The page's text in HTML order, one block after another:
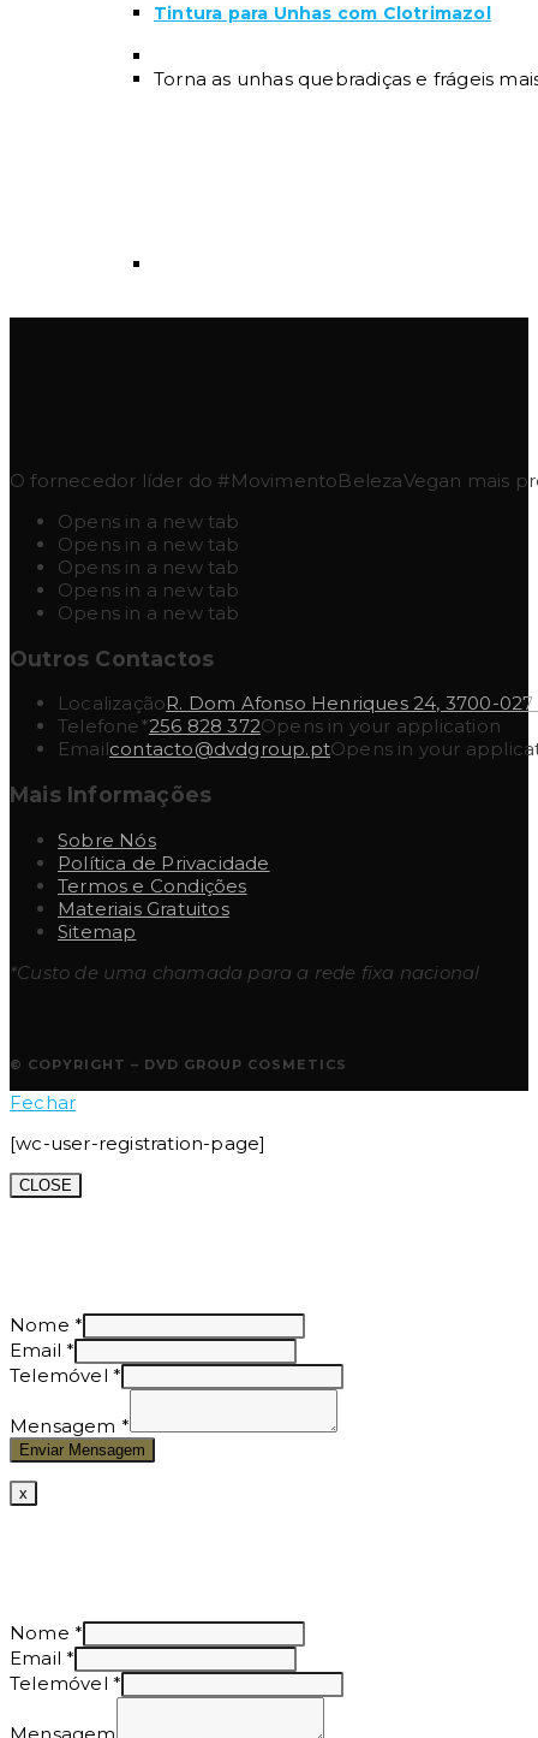
Tintura para Unhas com Clotrimazol
Torna as unhas quebradiças e frágeis
O fornecedor líder do #MovimentoBelezaVegan mais
Opens in a new tab
Opens in a new tab
Opens in a new tab
Opens in a new tab
Opens in a new tab
Outros Contactos
LocalizaçãoR. Dom Afonso Henriques 24, 3700-
Telefone*256 828 372Opens in your application
Emailcontacto@dvdgroup.ptOpens in your
Mais Informações
Sobre Nós
Política de Privacidade
Termos e Condições
Materiais Gratuitos
Sitemap
*Custo de uma chamada para a rede fixa nacional
© COPYRIGHT – DVD GROUP COSMETICS
Fechar
[wc-user-registration-page]
CLOSE
Nome *
Email*
Telemóvel *
Mensagem *
Enviar Mensagem
x
Nome *
Email*
Telemóvel *
Mensagem